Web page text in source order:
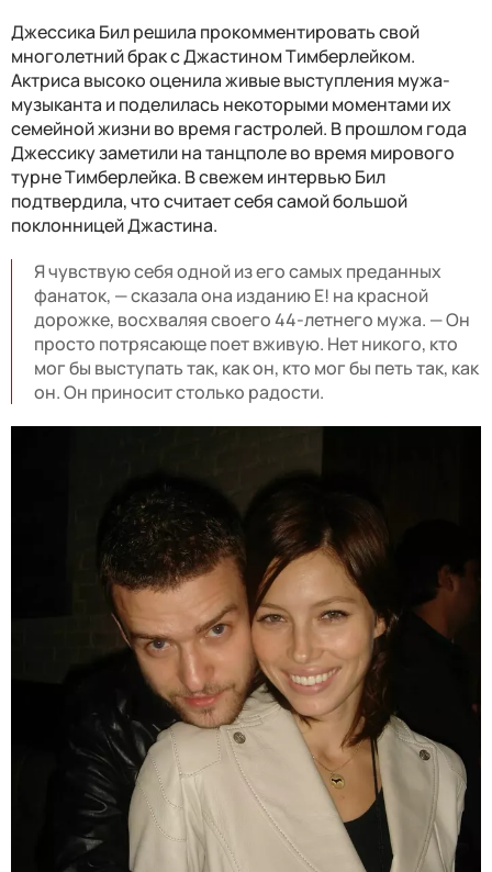
Джессика Бил решила прокомментировать свой
многолетний брак с Джастином Тимберлейком.
Актриса высоко оценила живые выступления мужа-
музыканта и поделилась некоторыми моментами их
семейной жизни во время гастролей. В прошлом года
Джессику заметили на танцполе во время мирового
турне Тимберлейка. В свежем интервью Бил
подтвердила, что считает себя самой большой
поклонницей Джастина.
Я чувствую себя одной из его самых преданных
фанаток, — сказала она изданию E! на красной
дорожке, восхваляя своего 44-летнего мужа. — Он
просто потрясающе поет вживую. Нет никого, кто
мог бы выступать так, как он, кто мог бы петь так, как
он. Он приносит столько радости.